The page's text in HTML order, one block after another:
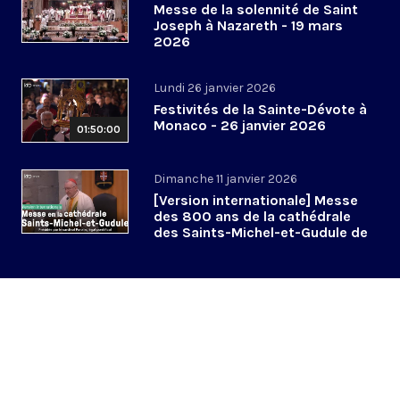
Messe de la solennité de Saint
Joseph à Nazareth - 19 mars
2026
01:50:00
Lundi 26 janvier 2026
Festivités de la Sainte-Dévote à
Monaco - 26 janvier 2026
Dimanche 11 janvier 2026
[Version internationale] Messe
des 800 ans de la cathédrale
des Saints-Michel-et-Gudule de